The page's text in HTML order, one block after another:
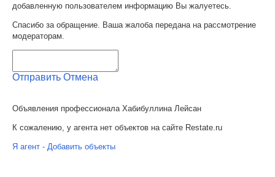
добавленную пользователем информацию Вы жалуетесь.
Спасибо за обращение. Ваша жалоба передана на рассмотрение
модераторам.
Отправить Отмена
Объявления профессионала Хабибуллина Лейсан
К сожалению, у агента нет объектов на сайте Restate.ru
Я агент - Добавить объекты